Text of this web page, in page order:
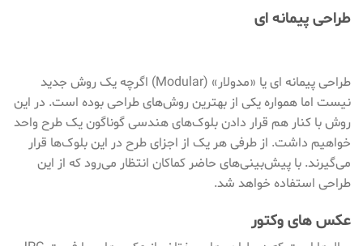
طراحی پیمانه ای
طراحی پیمانه ای یا «مدولار» (Modular) اگرچه یک روش جدید
نیست اما همواره یکی از بهترین روش‌های طراحی بوده است. در این
روش با کنار هم قرار دادن بلوک‌های هندسی گوناگون یک طرح واحد
خواهیم داشت. از طرفی هر یک از اجزای طرح در این بلوک‌ها قرار
می‌گیرند. با پیش‌بینی‌های حاضر کماکان انتظار می‌رود که از این
طراحی استفاده خواهد شد.
عکس های وکتور